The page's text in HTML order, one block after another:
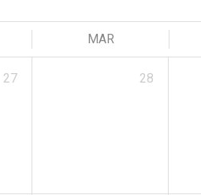
MAR
27 28